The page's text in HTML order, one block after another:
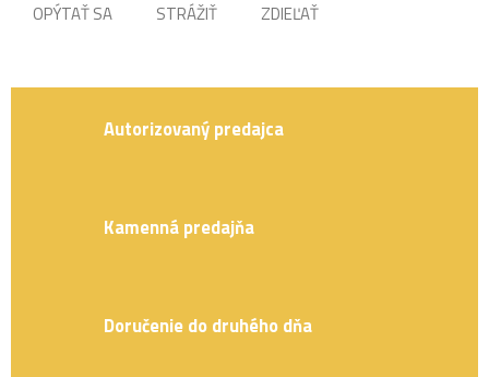
OPÝTAŤ SA STRÁŽIŤ ZDIEĽAŤ
Autorizovaný predajca
Kamenná predajňa
Doručenie do druhého dňa